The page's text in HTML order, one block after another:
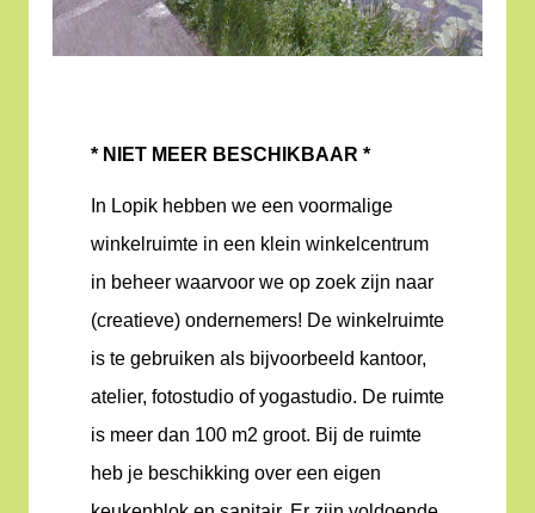
* NIET MEER BESCHIKBAAR *
In Lopik hebben we een voormalige
winkelruimte in een klein winkelcentrum
in beheer waarvoor we op zoek zijn naar
(creatieve) ondernemers! De winkelruimte
is te gebruiken als bijvoorbeeld kantoor,
atelier, fotostudio of yogastudio. De ruimte
is meer dan 100 m2 groot. Bij de ruimte
heb je beschikking over een eigen